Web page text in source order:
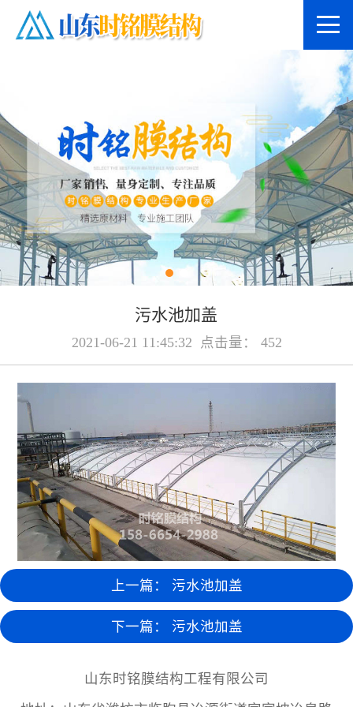
污水池加盖
2021-06-21 11:45:32 点击量： 452
上一篇： 污水池加盖
下一篇： 污水池加盖
山东时铭膜结构工程有限公司